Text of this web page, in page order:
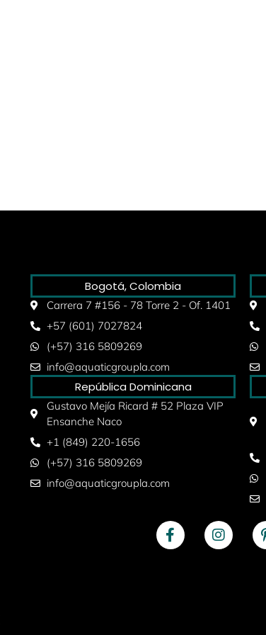
Bogotá, Colombia
Carrera 7 #156 - 78 Torre 2 - Of. 1401
+57 (601) 7027824
(+57) 316 5809269
info@aquaticgroupla.com
República Dominicana
Gustavo Mejía Ricard # 52 Plaza VIP
Ensanche Naco
+1 (849) 220-1656
(+57) 316 5809269
info@aquaticgroupla.com